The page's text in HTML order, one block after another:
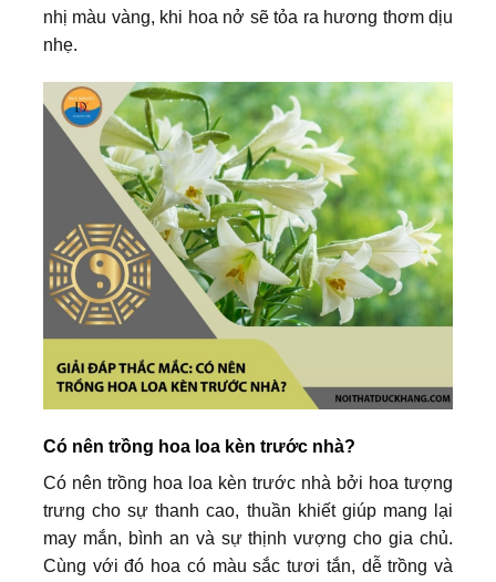
nhị màu vàng, khi hoa nở sẽ tỏa ra hương thơm dịu
nhẹ.
Có nên trồng hoa loa kèn trước nhà?
Có nên trồng hoa loa kèn trước nhà bởi hoa tượng
trưng cho sự thanh cao, thuần khiết giúp mang lại
may mắn, bình an và sự thịnh vượng cho gia chủ.
Cùng với đó hoa có màu sắc tươi tắn, dễ trồng và